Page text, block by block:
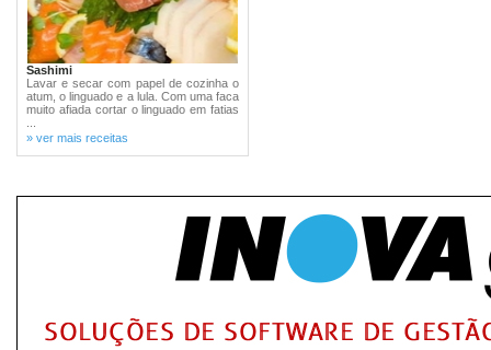
Sashimi
Lavar e secar com papel de cozinha o
atum, o linguado e a lula. Com uma faca
muito afiada cortar o linguado em fatias
» ver mais receitas